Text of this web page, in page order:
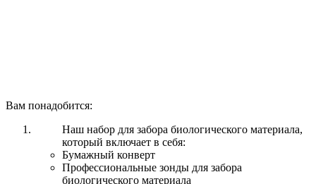
Вам понадобится:
Наш набор для забора биологического материала,
который включает в себя:
Бумажный конверт
Профессиональные зонды для забора
биологического материала